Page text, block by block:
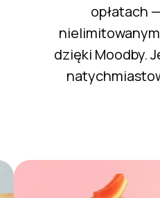
opłatach
dzięki Moodby.